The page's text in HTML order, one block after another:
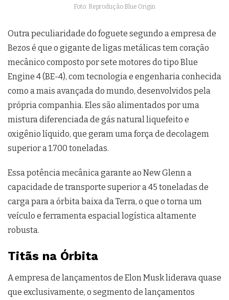
Foto: Reprodução Blue Origin
Outra peculiaridade do foguete segundo a empresa de
Bezos é que o gigante de ligas metálicas tem coração
mecânico composto por sete motores do tipo Blue
Engine 4 (BE-4), com tecnologia e engenharia conhecida
como a mais avançada do mundo, desenvolvidos pela
própria companhia. Eles são alimentados por uma
mistura diferenciada de gás natural liquefeito e
oxigênio líquido, que geram uma força de decolagem
superior a 1.700 toneladas.
Essa potência mecânica garante ao New Glenn a
capacidade de transporte superior a 45 toneladas de
carga para a órbita baixa da Terra, o que o torna um
veículo e ferramenta espacial logística altamente
robusta.
Titãs na Órbita
A empresa de lançamentos de Elon Musk liderava quase
que exclusivamente, o segmento de lançamentos